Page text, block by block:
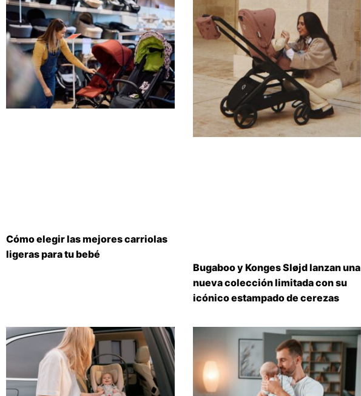
Cómo elegir las mejores carriolas
ligeras para tu bebé
Bugaboo y Konges Sløjd lanzan una
nueva colección limitada con su
icónico estampado de cerezas